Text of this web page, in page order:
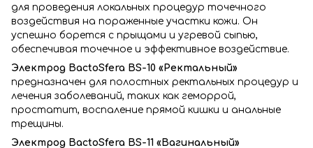
для проведения локальных процедур точечного
воздействия на пораженные участки кожи. Он
успешно борется с прыщами и угревой сыпью,
обеспечивая точечное и эффективное воздействие.
Электрод BactoSfera BS-10 «Ректальный»
предназначен для полостных ректальных процедур и
лечения заболеваний, таких как геморрой,
простатит, воспаление прямой кишки и анальные
трещины.
Электрод BactoSfera BS-11 «Вагинальный»